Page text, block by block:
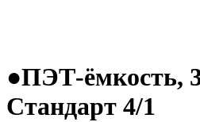
●ПЭТ-ёмкость,
Стандарт 4/1